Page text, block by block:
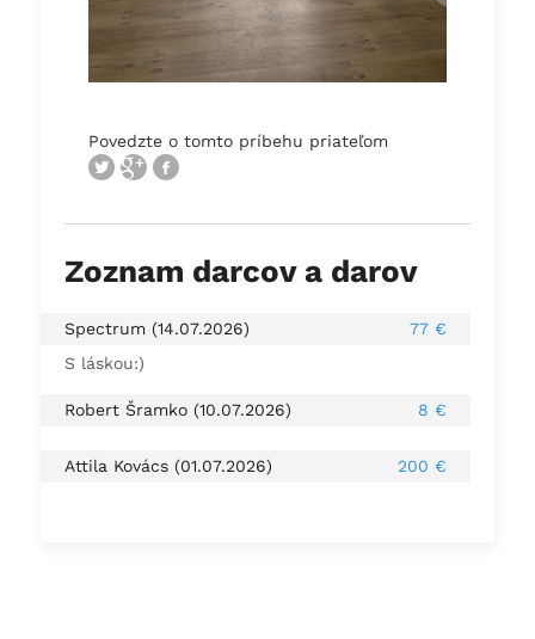
Povedzte o tomto príbehu priateľom
Zoznam darcov a darov
Spectrum (14.07.2026)
77 €
S láskou:)
Robert Šramko (10.07.2026) 8 €
Attila Kovács (01.07.2026) 200 €